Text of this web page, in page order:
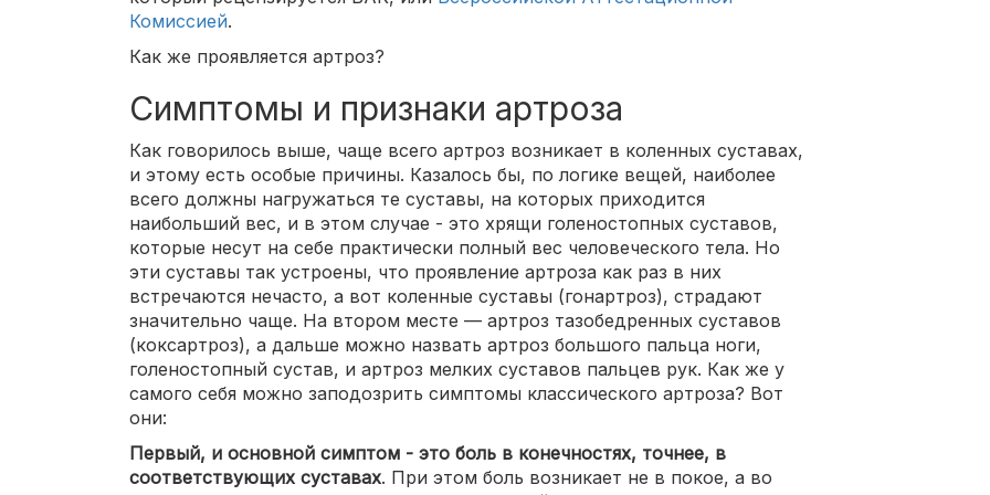
Комиссией.
Как же проявляется артроз?
Симптомы и признаки артроза
Как говорилось выше, чаще всего артроз возникает в коленных суставах,
и этому есть особые причины. Казалось бы, по логике вещей, наиболее
всего должны нагружаться те суставы, на которых приходится
наибольший вес, и в этом случае - это хрящи голеностопных суставов,
которые несут на себе практически полный вес человеческого тела. Но
эти суставы так устроены, что проявление артроза как раз в них
встречаются нечасто, а вот коленные суставы (гонартроз), страдают
значительно чаще. На втором месте — артроз тазобедренных суставов
(коксартроз), а дальше можно назвать артроз большого пальца ноги,
голеностопный сустав, и артроз мелких суставов пальцев рук. Как же у
самого себя можно заподозрить симптомы классического артроза? Вот
они:
Первый, и основной симптом - это боль в конечностях, точнее, в
соответствующих суставах. При этом боль возникает не в покое, а во